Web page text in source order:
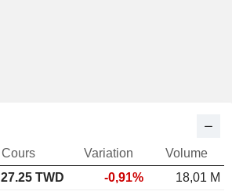
Cours Variation
Volume
27.25 TWD -0,91%
18,01 M